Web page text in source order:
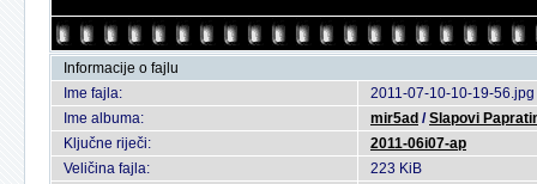
Informacije o fajlu
Ime fajla:
2011-07-10-10-19-56.jpg
Ime albuma:
mir5ad /Slapovi
Ključne riječi:
2011-06i07-ap
Veličina fajla:
223 KiB